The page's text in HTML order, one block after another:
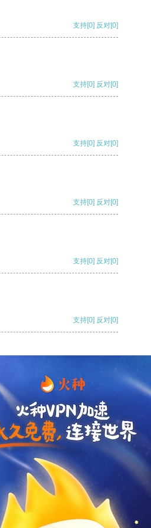
支持[0] 反对[0]
支持[0] 反对[0]
支持[0] 反对[0]
支持[0] 反对[0]
支持[0] 反对[0]
支持[0] 反对[0]
支持
支持[0] 反对[0]
支持[0] 反对[0]